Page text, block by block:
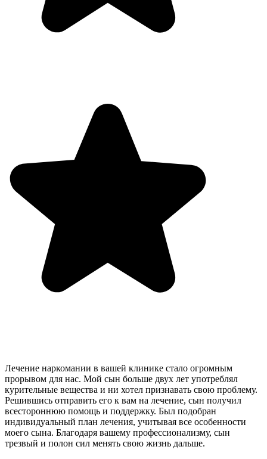
Лечение наркомании в вашей клинике стало огромным
прорывом для нас. Мой сын больше двух лет употреблял
курительные вещества и ни хотел признавать свою проблему.
Решившись отправить его к вам на лечение, сын получил
всестороннюю помощь и поддержку. Был подобран
индивидуальный план лечения, учитывая все особенности
моего сына. Благодаря вашему профессионализму, сын
трезвый и полон сил менять свою жизнь дальше.